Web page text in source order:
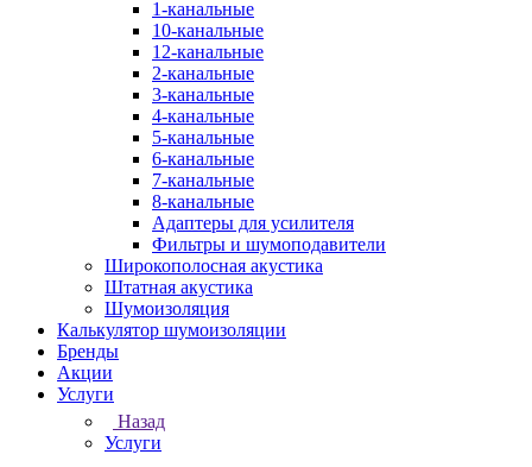
1-канальные
10-канальные
12-канальные
2-канальные
3-канальные
4-канальные
5-канальные
6-канальные
7-канальные
8-канальные
Адаптеры для усилителя
Фильтры и шумоподавители
Широкополосная акустика
Штатная акустика
Шумоизоляция
Калькулятор шумоизоляции
Бренды
Акции
Услуги
Назад
Услуги